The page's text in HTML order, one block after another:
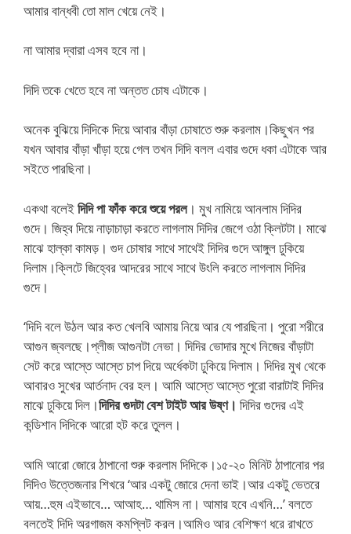
আমার বান্ধবী তো মাল খেয়ে নেই।
না আমার দ্বারা এসব হবে না।
দিদি তকে খেতে হবে না অন্তত চোষ এটাকে।
অনেক বুঝিয়ে দিদিকে দিয়ে আবার বাঁড়া চোষাতে শুরু করলাম।কিছুখন পর
যখন আবার বাঁড়া খাঁড়া হয়ে গেল তখন দিদি বলল এবার গুদে ধকা এটাকে আর
সইতে পারছিনা।
একথা বলেইদিদি পা ফাঁক করে শুয়ে পরল। মুখ নামিয়ে আনলাম দিদির
গুদে। জিহ্ব দিয়ে নাড়াচাড়া করতে লাগলাম দিদির জেগে ওঠা ক্লিটটা। মাঝে
মাঝে হাল্কা কামড়। গুদ চোষার সাথে সাথেই দিদির গুদে আঙ্গুল ঢুকিয়ে
দিলাম।ক্লিটে জিহ্বের আদরের সাথে সাথে উংলি করতে লাগলাম দিদির
গুদে।
‘দিদি বলে উঠল আর কত খেলবি আমায় নিয়ে আর যে পারছিনা। পুরো শরীরে
আগুন জ্বলছে।প্লীজ আগুনটা নেভা। দিদির ভোদার মুখে নিজের বাঁড়াটা
সেট করে আস্তে আস্তে চাপ দিয়ে অর্ধেকটা ঢুকিয়ে দিলাম। দিদির মুখ থেকে
আবারও সুখের আর্তনাদ বের হল। আমি আস্তে আস্তে পুরো বারাটাই দিদির
মাঝে ঢুকিয়ে দিল।দিদির গুদটা বেশ টাইট আর উষ্ণ। দিদির গুদের এই
কন্ডিশান দিদিকে আরো হট করে তুলল।
আমি আরো জোরে ঠাপানো শুরু করলাম দিদিকে।১৫-২০ মিনিট ঠাপানোর পর
দিদিও উত্তেজনার শিখরে ‘আর একটু জোরে দেনা ভাই।আর একটু ভেতরে
আয়…হুম এইভাবে… আআহ… থামিস না। আমার হবে এখনি…’ বলতে
বলতেই দিদি অরগাজম কমপ্লিট করল।আমিও আর বেশিক্ষণ ধরে রাখতে